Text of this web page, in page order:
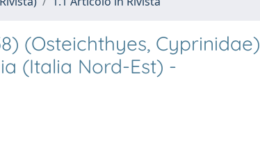
(Osteichthyes, Cyprinidae)
(Italia Nord-Est) -